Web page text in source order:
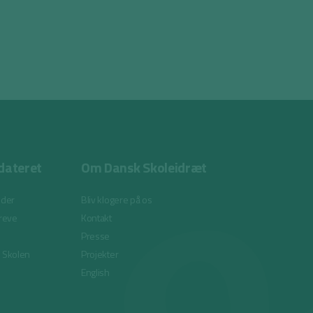
Om Dansk Skoleidræt
Bliv klogere på os
Kontakt
Presse
Projekter
English